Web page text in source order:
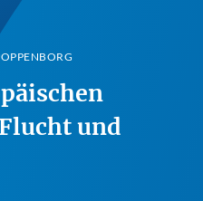
und